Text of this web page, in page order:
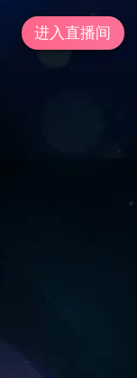
进入直播间